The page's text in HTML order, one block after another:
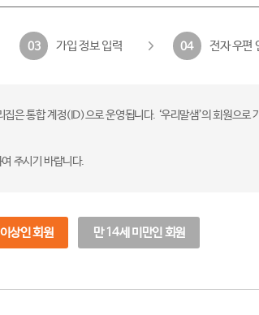
03 가입 정보 입력 04 전자 우편
은 통합 계정(ID)으로 운영됩니다. ‘우리말샘’의 회원으
주시기 바랍니다.
상인 회원 만 14세 미만인 회원